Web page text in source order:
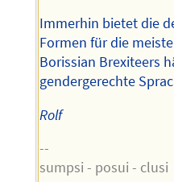
Immerhin bietet die
Formen für die
Borissian Brexiteers
gendergerechte
Rolf
--
sumpsi - posui - clusi